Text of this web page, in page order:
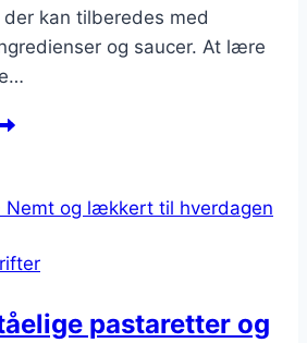
kan tilberedes med
og saucer. At lære
pastaretter og